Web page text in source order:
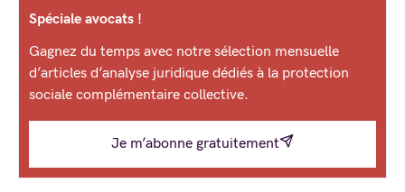
Spéciale avocats !
Gagnez du temps avec notre sélection mensuelle
d’articles d’analyse juridique dédiés à la protection
sociale complémentaire collective.
Je m’abonne gratuitement